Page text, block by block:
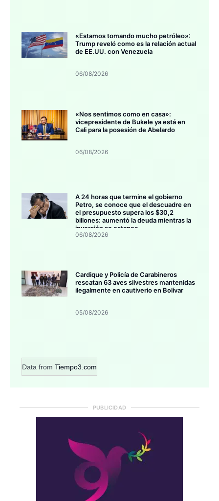
«Estamos tomando mucho petróleo»:
Trump reveló como es la relación actual
de EE.UU. con Venezuela
06/08/2026
«Nos sentimos como en casa»:
vicepresidente de Bukele ya está en
Cali para la posesión de Abelardo
06/08/2026
A 24 horas que termine el gobierno
Petro, se conoce que el descuadre en
el presupuesto supera los $30,2
billones: aumentó la deuda mientras la
inversión se estanca
06/08/2026
Cardique y Policía de Carabineros
rescatan 63 aves silvestres mantenidas
ilegalmente en cautiverio en Bolívar
05/08/2026
Data from Tiempo3.com
PUBLICIDAD